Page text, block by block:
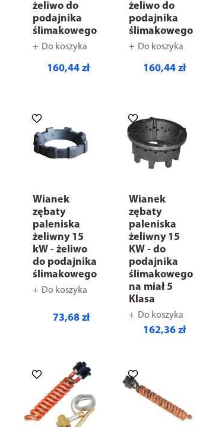
żeliwo do
podajnika
ślimakowego
Do koszyka
160,44 zł
żeliwo do
podajnika
ślimakowego
Do koszyka
160,44 zł
Wianek
zębaty
paleniska
żeliwny 15
kW - żeliwo
do podajnika
ślimakowego
Do koszyka
73,68 zł
Wianek
zębaty
paleniska
żeliwny 15
KW - do
podajnika
ślimakowego
na miał 5
Klasa
Do koszyka
162,36 zł